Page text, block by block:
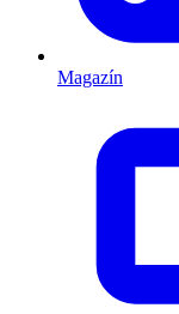
Magazín